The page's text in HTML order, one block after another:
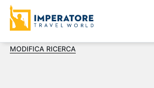
MODIFICA RICERCA